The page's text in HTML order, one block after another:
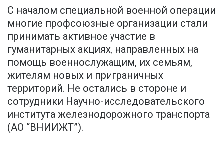
С началом специальной военной операции
многие профсоюзные организации стали
принимать активное участие в
гуманитарных акциях, направленных на
помощь военнослужащим, их семьям,
жителям новых и приграничных
территорий. Не остались в стороне и
сотрудники Научно-исследовательского
института железнодорожного транспорта
(АО “ВНИИЖТ”).